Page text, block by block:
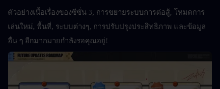
ตัวอย่างเนื้อเรื่องของซีซั่น 3, การขยายระบบการต่อสู้, โหมดการ
เล่นใหม่, พื้นที่, ระบบต่างๆ, การปรับปรุงประสิทธิภาพ และข้อมูล
อื่น ๆ อีกมากมายกำลังรอคุณอยู่!